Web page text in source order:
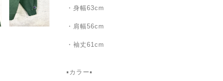
・身幅63cm
・肩幅56cm
・袖丈61cm
▪カラー▪